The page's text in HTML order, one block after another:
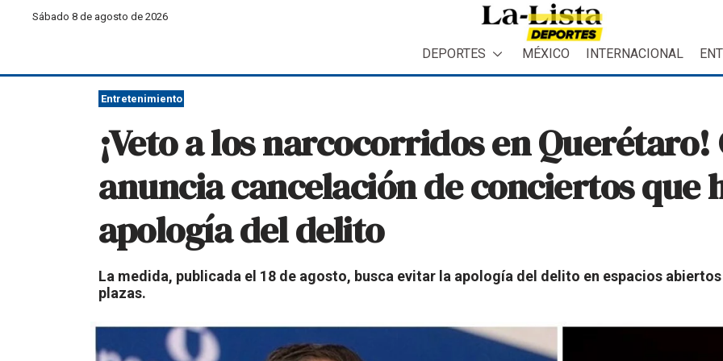
Sábado 8 de agosto de 2026
DEPORTES MÉXICO INTERNACIONAL
Entretenimiento
¡Veto a los narcocorridos en
anuncia cancelación de conciertos que
apología del delito
La medida, publicada el 18 de agosto, busca evitar la apología del delito en espacios
plazas.